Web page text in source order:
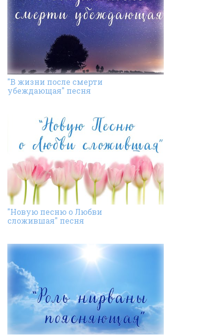
"В жизни после смерти
убеждающая" песня
"Новую песню о Любви
сложившая" песня